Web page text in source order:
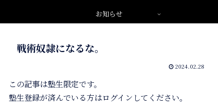
お知らせ
戦術奴隷になるな。
2024.02.28
この記事は塾生限定です。
塾生登録が済んでいる方はログインしてください。